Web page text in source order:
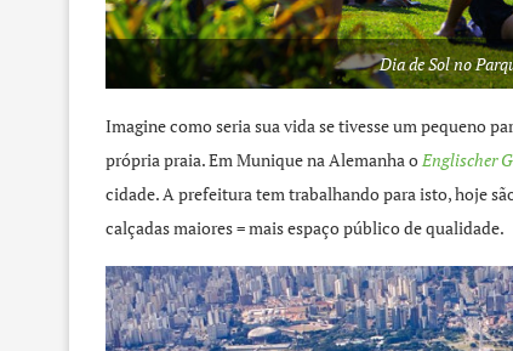
Dia de Sol no
Imagine como seria sua vida se tivesse um pequeno
própria praia. Em Munique na Alemanha oEnglischer
cidade. A prefeitura tem trabalhando para isto, hoje
calçadas maiores = mais espaço público de qualidade.